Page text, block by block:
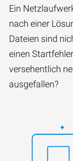
Ein
nach einer
Dateien sind
einen
versehentlich
ausgefallen?